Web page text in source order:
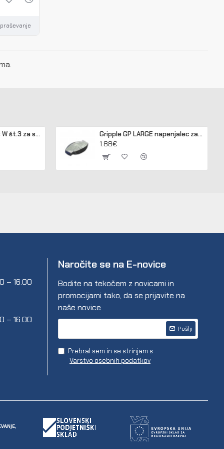
Gripple kit GPAK Plus W št.3 za sidranje lesenih in betonskih stebrov Gripple GP LARGE napenjalec za žico 3,2 - 4,2 mm
1.88€
– 16.00
– 16.00
Naročite se na E-novice
Bodite na tekočem z novicami in
promocijami tako, da se prijavite na
naše novice
Pošlji
Prebral sem in se strinjam s
Varstvo osebnih podatkov